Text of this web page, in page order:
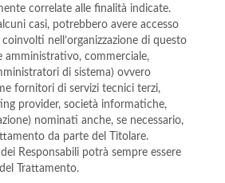
correlate alle finalità indicate.
casi, potrebbero avere accesso
nell’organizzazione di questo
amministrativo, commerciale,
di sistema) ovvero
fornitori di servizi tecnici terzi,
provider, società informatiche,
nominati anche, se necessario,
da parte del Titolare.
Responsabili potrà sempre essere
Trattamento.